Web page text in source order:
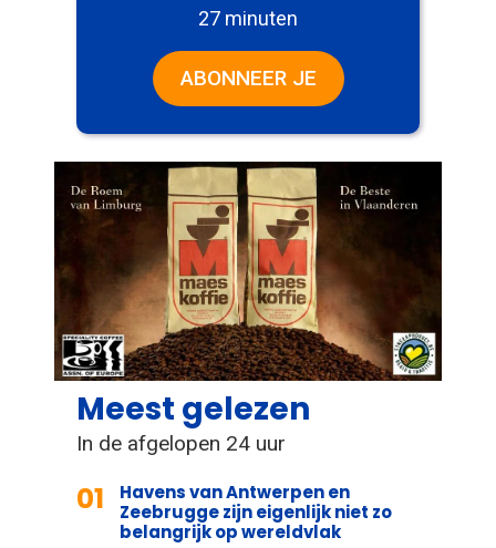
27 minuten
ABONNEER JE
Meest gelezen
In de afgelopen 24 uur
01
Havens van Antwerpen en
Zeebrugge zijn eigenlijk niet zo
belangrijk op wereldvlak